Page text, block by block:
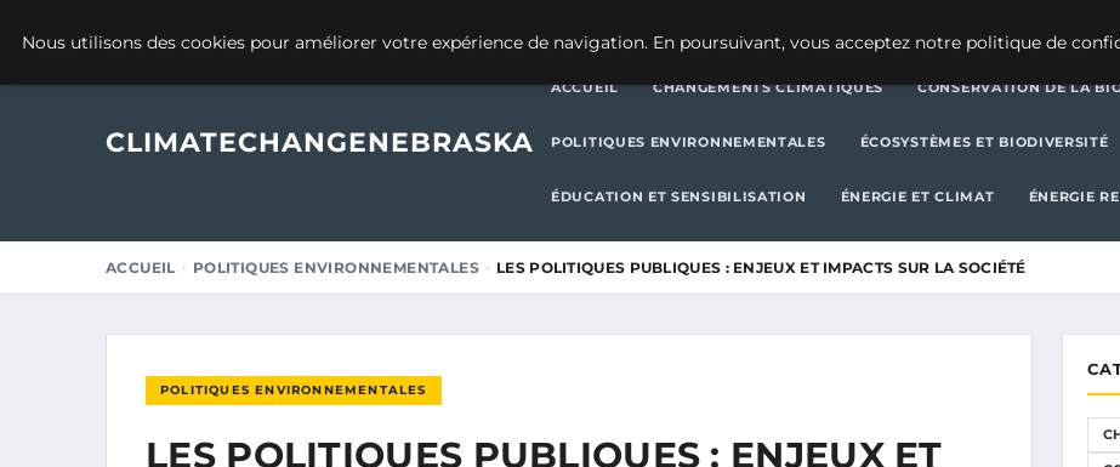
CLIMATECHANGENEBRASKA
ACCUEIL CHANGEMENTS CLIMATIQUES CONSERVATION DE LA
POLITIQUES ENVIRONNEMENTALES ÉCOSYSTÈMES ET BIODIVERSITÉ
ÉDUCATION ET SENSIBILISATION ÉNERGIE ET CLIMAT ÉNERGIE
ACCUEIL POLITIQUES ENVIRONNEMENTALES LES POLITIQUES PUBLIQUES : ENJEUX ET IMPACTS SUR LA SOCIÉTÉ
POLITIQUES ENVIRONNEMENTALES
LES POLITIQUES PUBLIQUES : ENJEUX ET
Nous utilisons des cookies pour améliorer votre expérience de navigation. En poursuivant, vous acceptez notre politique de